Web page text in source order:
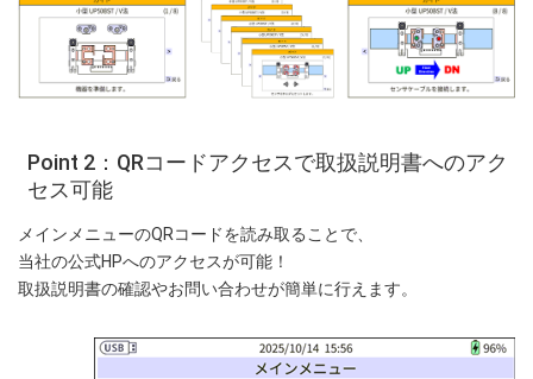
Point 2：QRコードアクセスで取扱説明書へのアク
セス可能
メインメニューのQRコードを読み取ることで、
当社の公式HPへのアクセスが可能！
取扱説明書の確認やお問い合わせが簡単に行えます。